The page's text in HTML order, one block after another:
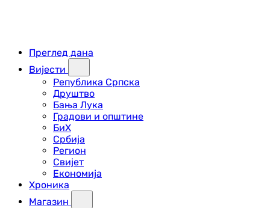
Преглед дана
Вијести
Република Српска
Друштво
Бања Лука
Градови и општине
БиХ
Србија
Регион
Свијет
Економија
Хроника
Магазин